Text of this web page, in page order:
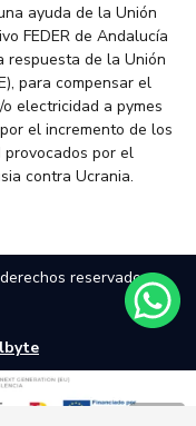
ayuda de la Unión
FEDER de Andalucía
respuesta de la Unión
para compensar el
electricidad a pymes
el incremento de los
por el
contra Ucrania.
reservados –